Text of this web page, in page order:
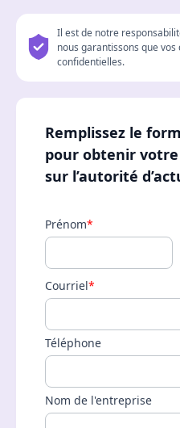
Il est de notre
nous garantissons que
confidentielles.
Remplissez le
pour obtenir
sur l’autorité
Prénom*
Courriel*
Téléphone
Nom de l'entreprise